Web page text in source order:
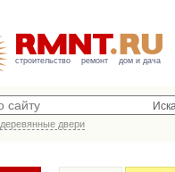
строительство ремонт дом и дача
деревянные двери